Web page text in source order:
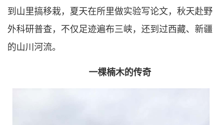
到山里搞移栽，夏天在所里做实验写论文，秋天赴野
外科研普查，不仅足迹遍布三峡，还到过西藏、新疆
的山川河流。
一棵楠木的传奇